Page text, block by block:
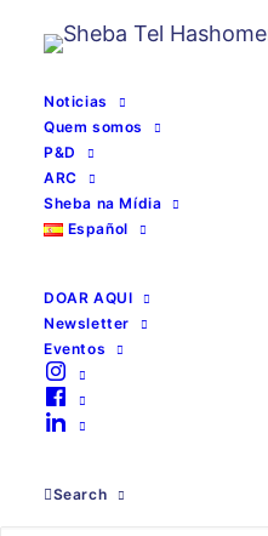
Noticias
Quem somos
P&D
ARC
Sheba na Mídia
Español
DOAR AQUI
Newsletter
Eventos
Search